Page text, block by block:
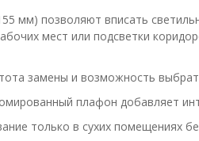
мм) позволяют вписать
мест или подсветки
замены и возможность
плафон добавляет
только в сухих помещениях